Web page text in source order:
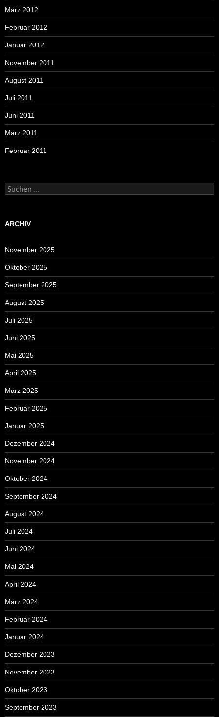
März 2012
Februar 2012
Januar 2012
November 2011
August 2011
Juli 2011
Juni 2011
März 2011
Februar 2011
Suchen
nach:
ARCHIV
November 2025
Oktober 2025
September 2025
August 2025
Juli 2025
Juni 2025
Mai 2025
April 2025
März 2025
Februar 2025
Januar 2025
Dezember 2024
November 2024
Oktober 2024
September 2024
August 2024
Juli 2024
Juni 2024
Mai 2024
April 2024
März 2024
Februar 2024
Januar 2024
Dezember 2023
November 2023
Oktober 2023
September 2023